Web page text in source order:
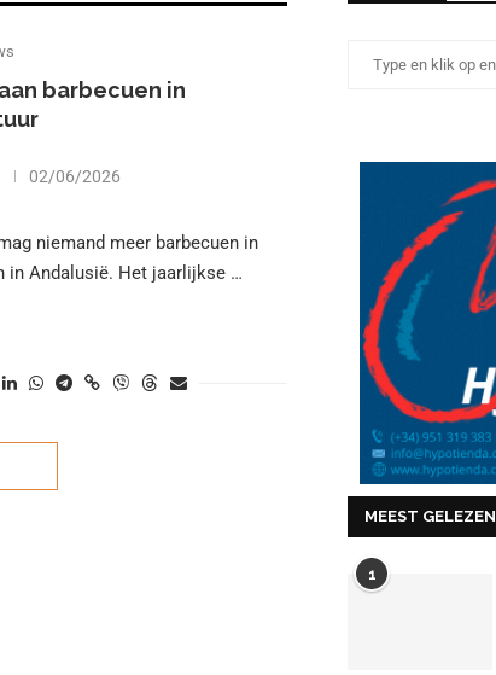
barbecuen in
02/06/2026
niemand meer barbecuen in
in Andalusië. Het jaarlijkse …
MEEST GELEZEN
1